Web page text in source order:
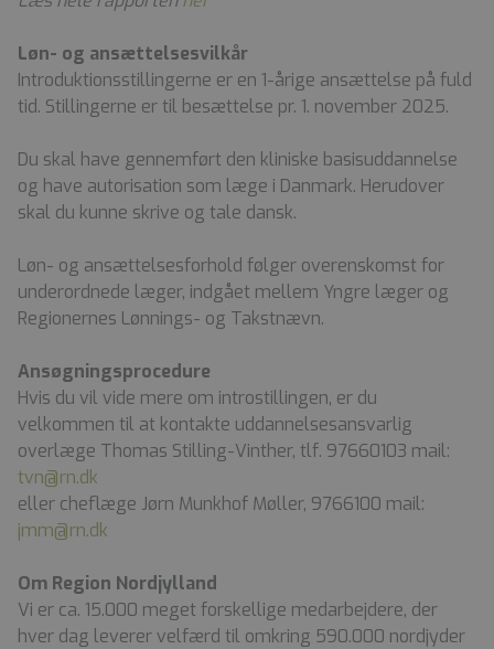
Løn- og ansættelsesvilkår
Introduktionsstillingerne er en 1-årige ansættelse på fuld
tid. Stillingerne er til besættelse pr. 1. november 2025.
Du skal have gennemført den kliniske basisuddannelse
og have autorisation som læge i Danmark. Herudover
skal du kunne skrive og tale dansk.
Løn- og ansættelsesforhold følger overenskomst for
underordnede læger, indgået mellem Yngre læger og
Regionernes Lønnings- og Takstnævn.
Ansøgningsprocedure
Hvis du vil vide mere om introstillingen, er du
velkommen til at kontakte uddannelsesansvarlig
overlæge Thomas Stilling-Vinther, tlf. 97660103 mail:
tvn@rn.dk
eller cheflæge Jørn Munkhof Møller, 9766100 mail:
jmm@rn.dk
Om Region Nordjylland
Vi er ca. 15.000 meget forskellige medarbejdere, der
hver dag leverer velfærd til omkring 590.000 nordjyder